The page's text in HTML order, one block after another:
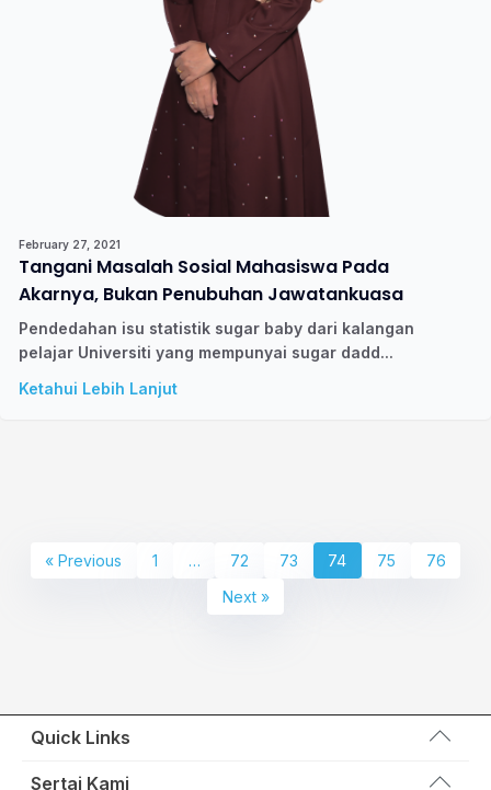
February 27, 2021
Tangani Masalah Sosial Mahasiswa Pada
Akarnya, Bukan Penubuhan Jawatankuasa
Pendedahan isu statistik sugar baby dari kalangan
pelajar Universiti yang mempunyai sugar dadd...
Ketahui Lebih Lanjut
« Previous 1 … 72 73 74 75
76
Next »
Quick Links
Wakil Rakyat
Sertai Kami